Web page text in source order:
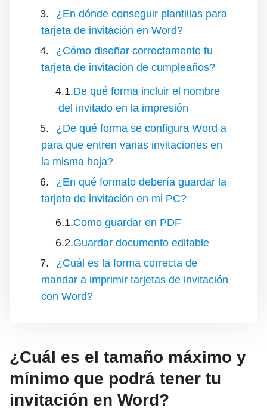
¿En dónde conseguir plantillas para
tarjeta de invitación en Word?
¿Cómo diseñar correctamente tu
tarjeta de invitación de cumpleaños?
De qué forma incluir el nombre
del invitado en la impresión
¿De qué forma se configura Word a
para que entren varias invitaciones en
la misma hoja?
¿En qué formato debería guardar la
tarjeta de invitación en mi PC?
Como guardar en PDF
Guardar documento editable
¿Cuál es la forma correcta de
mandar a imprimir tarjetas de invitación
con Word?
¿Cuál es el tamaño máximo y
mínimo que podrá tener tu
invitación en Word?